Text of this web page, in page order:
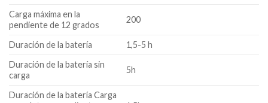
Carga máxima en la
pendiente de 12 grados
200
Duración de la batería
1,5-5 h
Duración de la batería sin
carga
5h
Duración de la batería Carga